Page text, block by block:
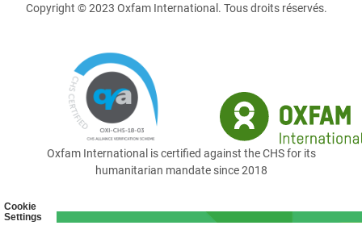
Cookie
Settings
Copyright © 2023 Oxfam International. Tous droits réservés.
Oxfam International is certified against the CHS for its
humanitarian mandate since 2018